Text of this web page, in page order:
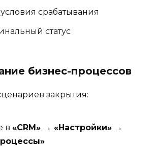
срабатывания
статус
бизнес-процессов
закрытия:
в «CRM» → «Настройки» →